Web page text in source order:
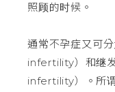
照顾的时候。
通常不孕症又可
infertility）和继
infertility）。所